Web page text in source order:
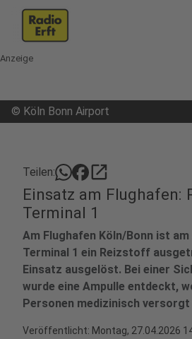
Anzeige
© Köln Bonn Airport
Teilen: open_in_new
Einsatz am Flughafen:
Terminal 1
Am Flughafen Köln/Bonn ist
Terminal 1 ein Reizstoff
Einsatz ausgelöst. Bei einer
wurde eine Ampulle entdeckt,
Personen medizinisch
Veröffentlicht: Montag, 27.04.2026